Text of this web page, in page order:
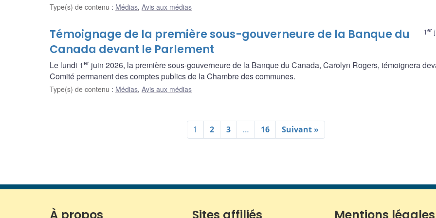
Type(s) de contenu : Médias, Avis aux médias
1 er
Témoignage de la première sous-gouverneure de la Banque du
Canada devant le Parlement
Le lundi 1er juin 2026, la première sous-gouverneure de la Banque du Canada, Carolyn Rogers, témoignera
Comité permanent des comptes publics de la Chambre des communes.
Type(s) de contenu : Médias, Avis aux médias
1 2 3 … 16 Suivant »